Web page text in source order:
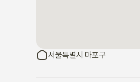
서울특별시 마포구